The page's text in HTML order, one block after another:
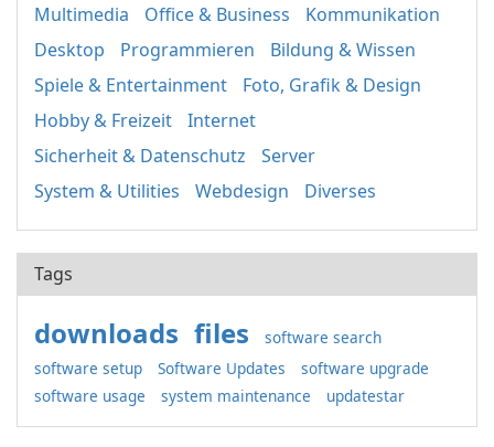
Multimedia Office & Business
Kommunikation
Desktop
Programmieren
Bildung & Wissen
Spiele & Entertainment
Foto, Grafik & Design
Hobby & Freizeit
Internet
Sicherheit & Datenschutz
Server
System & Utilities
Webdesign Diverses
Tags
downloads files
software search
software setup
Software Updates
software upgrade
software usage
system maintenance updatestar